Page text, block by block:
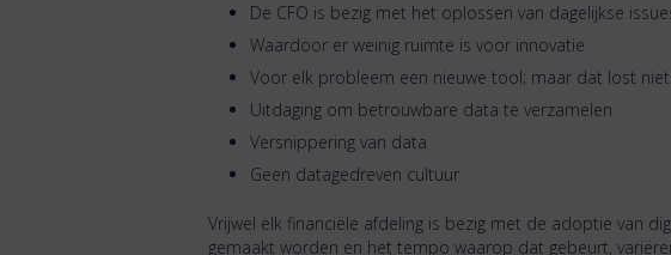
De CFO is bezig met het oplossen van dagelijkse
Waardoor er weinig ruimte is voor innovatie
Voor elk probleem een nieuwe tool; maar dat lost
Uitdaging om betrouwbare data te verzamelen
Versnippering van data
Geen datagedreven cultuur
Vrijwel elk financiële afdeling is bezig met de adoptie van
gemaakt worden en het tempo waarop dat gebeurt,